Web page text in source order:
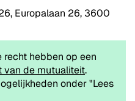
Europalaan 26, 3600
recht hebben op een
van de mutualiteit.
onder "Lees